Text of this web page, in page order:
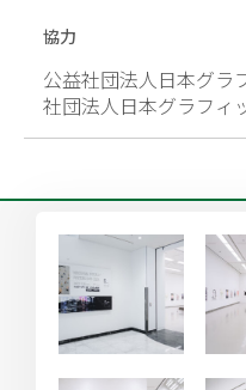
協力
公益社団法人日本グラ
社団法人日本グラフィ